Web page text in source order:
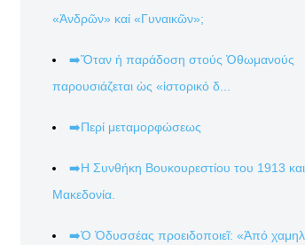
«Ἀνδρῶν» καί «Γυναικῶν»;
➡️Ὅταν ἡ παράδοση στούς Ὀθωμανούς
παρουσιάζεται ὡς «ἱστορικό δ...
➡️Περί μεταμορφώσεως
➡️Η Συνθήκη Βουκουρεστίου του 1913
Μακεδονία.
➡️Ὁ Ὀδυσσέας προειδοποιεῖ: «Ἀπό